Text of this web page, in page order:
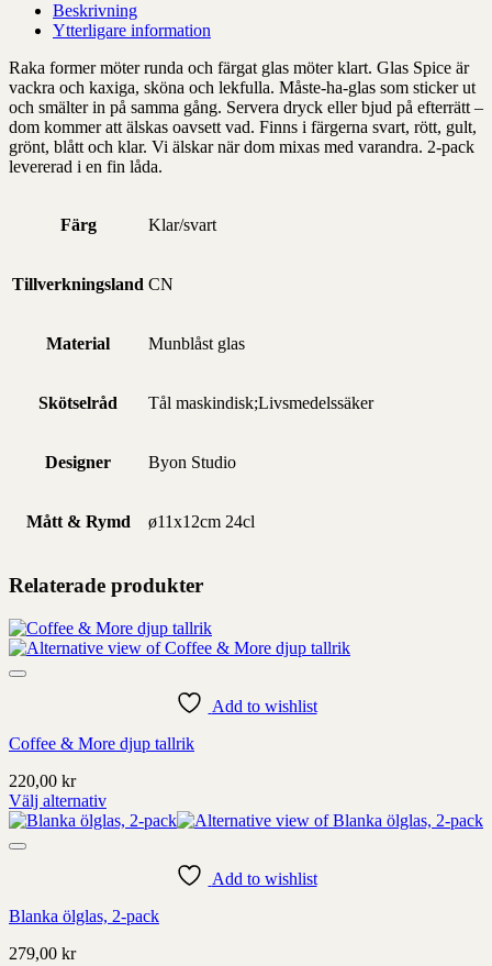
Beskrivning
Ytterligare information
Raka former möter runda och färgat glas möter klart. Glas Spice är
vackra och kaxiga, sköna och lekfulla. Måste-ha-glas som sticker ut
och smälter in på samma gång. Servera dryck eller bjud på efterrätt –
dom kommer att älskas oavsett vad. Finns i färgerna svart, rött, gult,
grönt, blått och klar. Vi älskar när dom mixas med varandra. 2-pack
levererad i en fin låda.
Färg Klar/svart
Tillverkningsland CN
Material Munblåst glas
Skötselråd Tål maskindisk;Livsmedelssäker
Designer Byon Studio
Mått & Rymd ø11x12cm 24cl
Relaterade produkter
Add to wishlist
Coffee & More djup tallrik
220,00 kr
Välj alternativ
Denna
produkt
kan
på
Add to wishlist
Blanka ölglas, 2-pack
279,00 kr